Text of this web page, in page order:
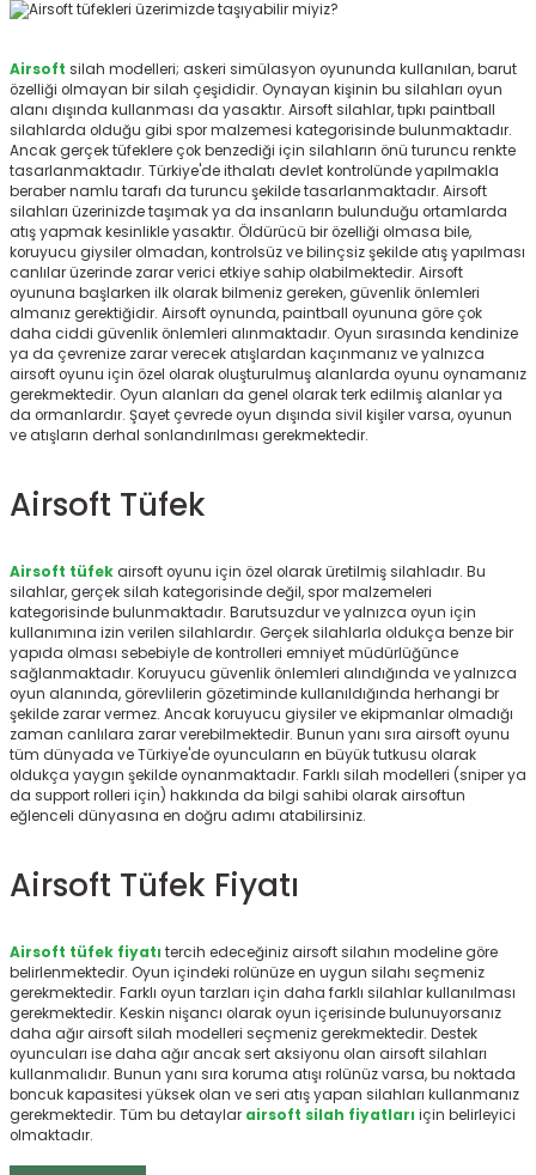
Mermisi
Airsoft silah modelleri; askeri simülasyon oyununda kullanılan, barut
özelliği olmayan bir silah çeşididir. Oynayan kişinin bu silahları oyun
alanı dışında kullanması da yasaktır. Airsoft silahlar, tıpkı paintball
silahlarda olduğu gibi spor malzemesi kategorisinde bulunmaktadır.
Ancak gerçek tüfeklere çok benzediği için silahların önü turuncu renkte
tasarlanmaktadır. Türkiye'de ithalatı devlet kontrolünde yapılmakla
beraber namlu tarafı da turuncu şekilde tasarlanmaktadır. Airsoft
silahları üzerinizde taşımak ya da insanların bulunduğu ortamlarda
atış yapmak kesinlikle yasaktır. Öldürücü bir özelliği olmasa bile,
koruyucu giysiler olmadan, kontrolsüz ve bilinçsiz şekilde atış yapılması
canlılar üzerinde zarar verici etkiye sahip olabilmektedir. Airsoft
oyununa başlarken ilk olarak bilmeniz gereken, güvenlik önlemleri
almanız gerektiğidir. Airsoft oynunda, paintball oyununa göre çok
daha ciddi güvenlik önlemleri alınmaktadır. Oyun sırasında kendinize
ya da çevrenize zarar verecek atışlardan kaçınmanız ve yalnızca
airsoft oyunu için özel olarak oluşturulmuş alanlarda oyunu oynamanız
gerekmektedir. Oyun alanları da genel olarak terk edilmiş alanlar ya
da ormanlardır. Şayet çevrede oyun dışında sivil kişiler varsa, oyunun
ve atışların derhal sonlandırılması gerekmektedir.
Airsoft Tüfek
Airsoft tüfekairsoft oyunu için özel olarak üretilmiş silahladır. Bu
silahlar, gerçek silah kategorisinde değil, spor malzemeleri
kategorisinde bulunmaktadır. Barutsuzdur ve yalnızca oyun için
kullanımına izin verilen silahlardır. Gerçek silahlarla oldukça benze bir
yapıda olması sebebiyle de kontrolleri emniyet müdürlüğünce
sağlanmaktadır. Koruyucu güvenlik önlemleri alındığında ve yalnızca
oyun alanında, görevlilerin gözetiminde kullanıldığında herhangi br
şekilde zarar vermez. Ancak koruyucu giysiler ve ekipmanlar olmadığı
zaman canlılara zarar verebilmektedir. Bunun yanı sıra airsoft oyunu
tüm dünyada ve Türkiye'de oyuncuların en büyük tutkusu olarak
oldukça yaygın şekilde oynanmaktadır. Farklı silah modelleri (sniper ya
da support rolleri için) hakkında da bilgi sahibi olarak airsoftun
eğlenceli dünyasına en doğru adımı atabilirsiniz.
Airsoft Tüfek Fiyatı
Airsoft tüfek fiyatı tercih edeceğiniz airsoft silahın modeline göre
belirlenmektedir. Oyun içindeki rolünüze en uygun silahı seçmeniz
gerekmektedir. Farklı oyun tarzları için daha farklı silahlar kullanılması
gerekmektedir. Keskin nişancı olarak oyun içerisinde bulunuyorsanız
daha ağır airsoft silah modelleri seçmeniz gerekmektedir. Destek
oyuncuları ise daha ağır ancak sert aksiyonu olan airsoft silahları
kullanmalıdır. Bunun yanı sıra koruma atışı rolünüz varsa, bu noktada
boncuk kapasitesi yüksek olan ve seri atış yapan silahları kullanmanız
gerekmektedir. Tüm bu detaylar airsoft silah fiyatları için belirleyici
olmaktadır.